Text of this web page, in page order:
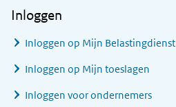
Inloggen
Inloggen op Mijn Belastingdienst
Inloggen op Mijn toeslagen
Inloggen voor ondernemers